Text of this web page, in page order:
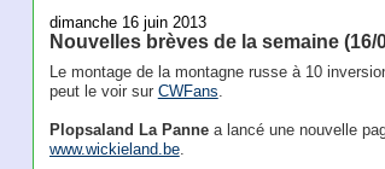
dimanche 16 juin 2013
Nouvelles brèves de la semaine (16/
Le montage de la montagne russe à 10
peut le voir sur CWFans.
Plopsaland La Pannea lancé une nouvelle
www.wickieland.be.